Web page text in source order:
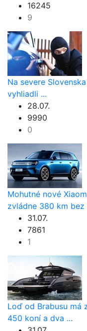
16245
9
Na severe
vyhliadli ...
28.07.
9990
0
Mohutné nové
zvládne 380 km bez
31.07.
7861
1
Loď od Brabusu má
450 koní a dva ...